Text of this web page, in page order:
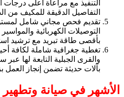
التنفيذ مع مراعاة أعلى درجات
التفاصيل الدقيقة للمكيف من
تقديم فحص مجاني شامل
التوصيلات الكهربائية
بأقصى طاقة تبريد مع ترشيد
تغطية جغرافية شاملة لكافة
والقرى الجبلية التابعة لها
بآلات حديثة تضمن إنجاز العمل
الأشهر في صيانة